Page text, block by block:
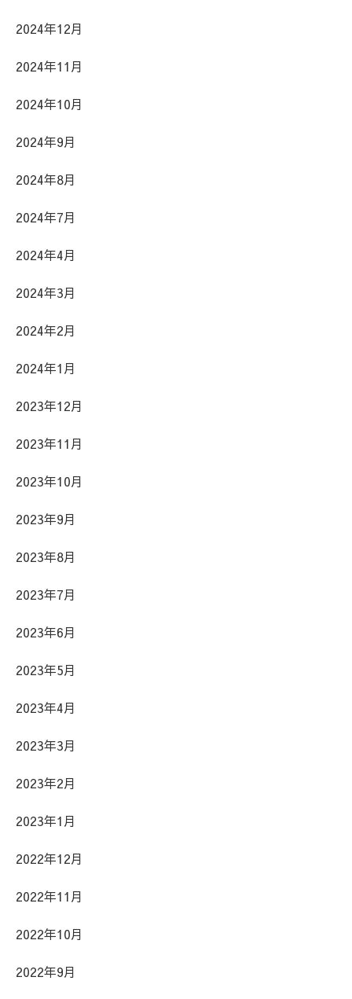
2024年12月
2024年11月
2024年10月
2024年9月
2024年8月
2024年7月
2024年4月
2024年3月
2024年2月
2024年1月
2023年12月
2023年11月
2023年10月
2023年9月
2023年8月
2023年7月
2023年6月
2023年5月
2023年4月
2023年3月
2023年2月
2023年1月
2022年12月
2022年11月
2022年10月
2022年9月